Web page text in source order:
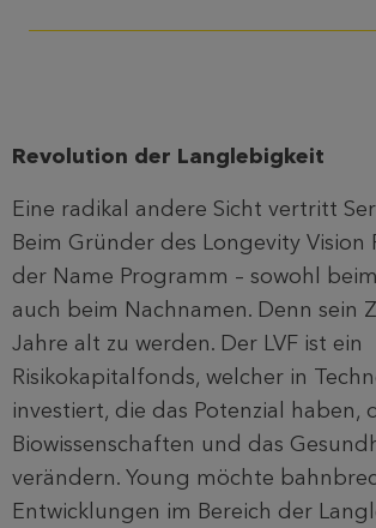
Revolution der Langlebigkeit
Eine radikal andere Sicht vertritt
Beim Gründer des Longevity Vision
der Name Programm – sowohl
auch beim Nachnamen. Denn sein
Jahre alt zu werden. Der LVF ist ein
Risikokapitalfonds, welcher in
investiert, die das Potenzial haben,
Biowissenschaften und das
verändern. Young möchte
Entwicklungen im Bereich der